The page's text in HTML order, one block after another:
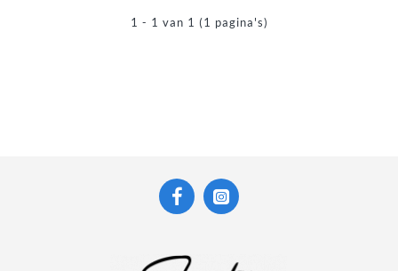
1 - 1 van 1 (1 pagina's)